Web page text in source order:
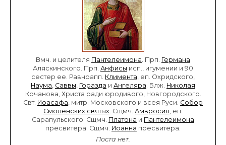
Вмч. и целителя Пантелеимона. Прп. Германа
Аляскинского. Прп. Анфисы исп., игумении и 90
сестер ее. Равноапп. Климента, еп. Охридского,
Наума, Саввы, Горазда и Ангеляра. Блж. Николая
Кочанова, Христа ради юродивого, Новгородского.
Свт. Иоасафа, митр. Московского и всея Руси. Собор
Смоленских святых. Сщмч. Амвросия, еп.
Сарапульского. Сщмч. Платона и Пантелеимона
пресвитера. Сщмч. Иоанна пресвитера.
Поста нет.